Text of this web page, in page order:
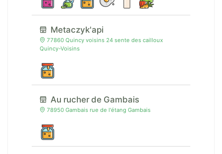
Metaczyk'api
77860 Quincy voisins 24 sente des cailloux
Quincy-Voisins
Au rucher de Gambais
78950 Gambais rue de l'étang Gambais